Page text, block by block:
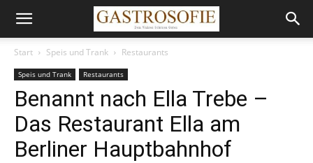
Start Speis und Trank Restaurants
Speis und Trank Restaurants
Benannt nach Ella Trebe –
Das Restaurant Ella am
Berliner Hauptbahnhof